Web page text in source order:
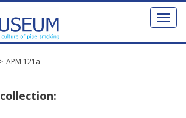
Toggle
APM 121a
collection: